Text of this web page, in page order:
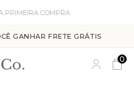
PRIMEIRA COMPRA
GANHAR FRETE GRÁTIS
0